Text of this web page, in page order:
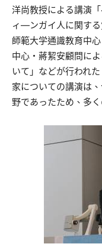
洋尚教授による講演
ィ—ンガイ人に関す
師範大学通識教育中
中心・蔣絜安顧問に
いて」などが行われ
家についての講演は
野であったため、多